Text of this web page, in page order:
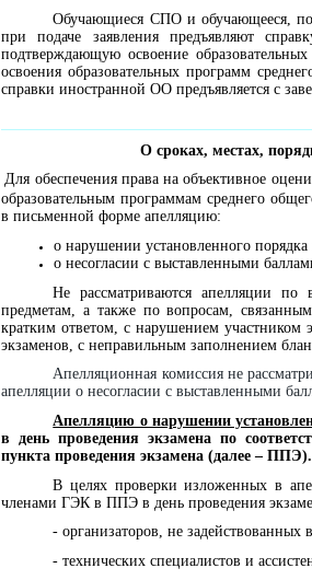
Обучающиеся СПО и обучающееся,
при подаче заявления предъявляют
подтверждающую освоение
освоения образовательных программ
справки иностранной ОО предъявляется с
О сроках, местах,
Для обеспечения права на объективное
образовательным программам среднего
в письменной форме апелляцию:
о нарушении установленного
о несогласии с выставленными
Не рассматриваются апелляции
предметам, а также по вопросам,
кратким ответом, с нарушением участником
экзаменов, с неправильным заполнением
Апелляционная комиссия не
апелляции о несогласии с выставленными
Апелляцию о нарушении
в день проведения экзамена по
пункта проведения экзамена (далее – ППЭ).
В целях проверки изложенных в
членами ГЭК в ППЭ в день проведения
- организаторов, не задействованных
- технических специалистов и